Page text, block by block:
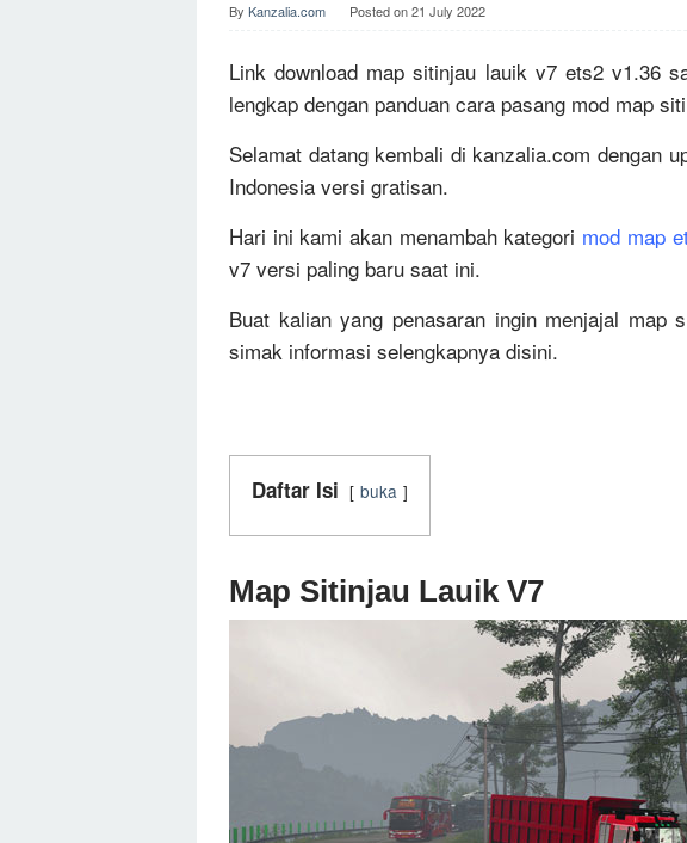
By Kanzalia.com Posted on21 July 2022
Link download map sitinjau lauik v7 ets2 v1.36
lengkap dengan panduan cara pasang mod map
Selamat datang kembali di kanzalia.com dengan
Indonesia versi gratisan.
Hari ini kami akan menambah kategori mod map
v7 versi paling baru saat ini.
Buat kalian yang penasaran ingin menjajal map
simak informasi selengkapnya disini.
Daftar Isi buka
Map Sitinjau Lauik V7